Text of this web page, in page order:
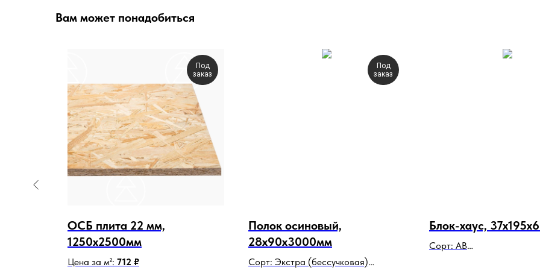
Вам может понадобиться
Под
заказ
ОСБ плита 22 мм,
1250х2500мм
Цена за м²: 712 ₽
Под
заказ
Полок осиновый,
28х90х3000мм
Сорт: Экстра (бессучковая)
Блок-хаус,
Сорт: АВ